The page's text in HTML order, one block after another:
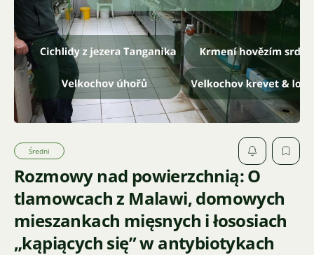
Rozmowy nad powierzchnią: O
tlamowcach z Malawi, domowych
mieszankach mięsnych i łososiach
„kąpiących się” w antybiotykach
Średni